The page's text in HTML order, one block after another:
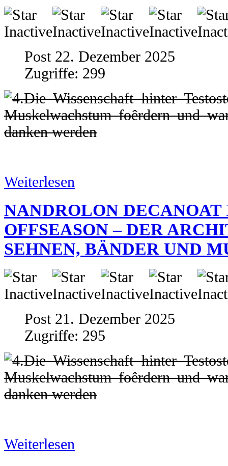
Post 22. Dezember 2025
Zugriffe: 299
Weiterlesen
NANDROLON DECANOAT
OFFSEASON – DER
SEHNEN, BÄNDER UND
Post 21. Dezember 2025
Zugriffe: 295
Weiterlesen